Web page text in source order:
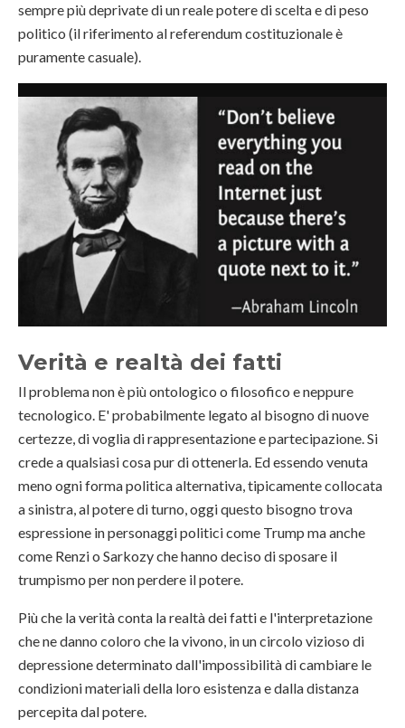
sempre più deprivate di un reale potere di scelta e di peso
politico (il riferimento al referendum costituzionale è
puramente casuale).
Verità e realtà dei fatti
Il problema non è più ontologico o filosofico e neppure
tecnologico. E' probabilmente legato al bisogno di nuove
certezze, di voglia di rappresentazione e partecipazione. Si
crede a qualsiasi cosa pur di ottenerla. Ed essendo venuta
meno ogni forma politica alternativa, tipicamente collocata
a sinistra, al potere di turno, oggi questo bisogno trova
espressione in personaggi politici come Trump ma anche
come Renzi o Sarkozy che hanno deciso di sposare il
trumpismo per non perdere il potere.
Più che la verità conta la realtà dei fatti e l'interpretazione
che ne danno coloro che la vivono, in un circolo vizioso di
depressione determinato dall'impossibilità di cambiare le
condizioni materiali della loro esistenza e dalla distanza
percepita dal potere.